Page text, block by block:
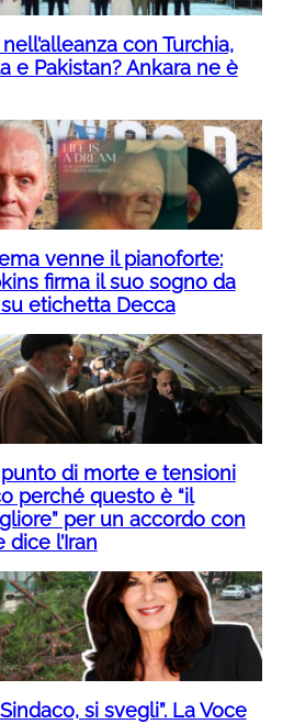
con Turchia,
e Pakistan? Ankara ne è
venne il pianoforte:
firma il suo sogno da
etichetta Decca
di morte e tensioni
perché questo è “il
per un accordo con
l’Iran
si svegli”. La Voce